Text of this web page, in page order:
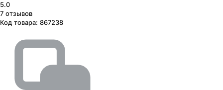
5.0
7 отзывов
Код товара: 867238